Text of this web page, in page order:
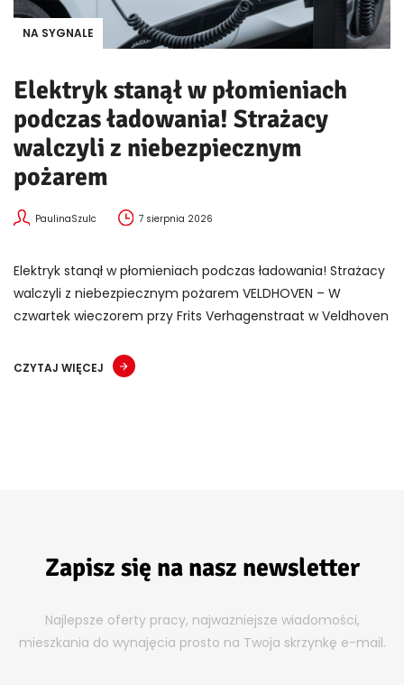
NA SYGNALE
Elektryk stanął w płomieniach
podczas ładowania! Strażacy
walczyli z niebezpiecznym
pożarem
PaulinaSzulc 7 sierpnia 2026
Elektryk stanął w płomieniach podczas ładowania! Strażacy
walczyli z niebezpiecznym pożarem VELDHOVEN – W
czwartek wieczorem przy Frits Verhagenstraat w Veldhoven
CZYTAJ WIĘCEJ
Zapisz się na nasz newsletter
Najlepsze oferty pracy, najważniejsze wiadomości,
mieszkania do wynajęcia prosto na Twoja skrzynkę e-mail.